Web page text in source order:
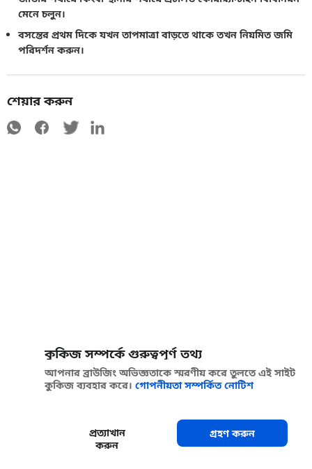
মেনে চলুন।
বসন্তের প্রথম দিকে যখন তাপমাত্রা বাড়তে থাকে তখন নিয়মিত জমি
পরিদর্শন করুন।
শেয়ার করুন
কুকিজ সম্পর্কে গুরুত্বপূর্ণ তথ্য
আপনার ব্রাউজিং অভিজ্ঞতাকে স্মরণীয় করে তুলতে এই সাইট
কুকিজ ব্যবহার করে। গোপনীয়তা সম্পর্কিত নোটিশ
প্রত্যাখান
করুন
গ্রহণ করুন